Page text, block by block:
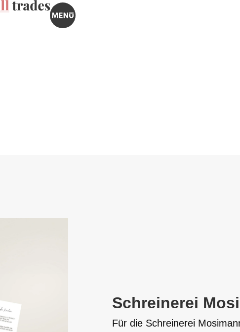
Schreinerei
Für die Schreinerei